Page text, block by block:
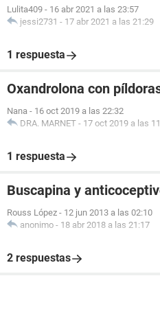
Lulita409 - 16 abr 2021 a las 23:57
jessi2731 - 17 abr 2021 a las 21:29
1 respuesta
Oxandrolona con
Nana - 16 oct 2019 a las 22:32
DRA. MARNET - 17 oct 2019 a las
1 respuesta
Buscapina y
Rouss López - 12 jun 2013 a las 02:10
anonimo - 18 abr 2018 a las 21:17
2 respuestas